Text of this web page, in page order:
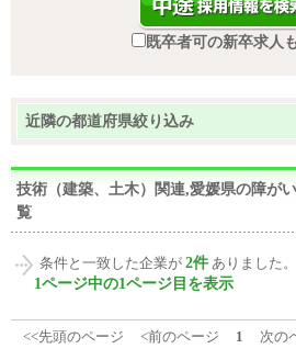
既卒者可の新卒求人
近隣の都道府県絞り込み
技術（建築、土木）関連,愛媛県の障が
覧
条件と一致した企業が 2件 ありました。
1ページ中の1ページ目を表示
<<先頭のページ
<前のページ 1 次の